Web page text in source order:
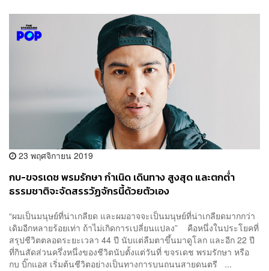
23 พฤศจิกายน 2019
กบ-ขจรเดช พรมรักษา กำเนิด เดินทาง สูงสุด และตกต่ำ
ธรรมชาติจะจัดสรรวัฏจักรนี้ด้วยตัวเอง
“ผมเป็นมนุษย์ที่น่าเกลียด และผมอาจจะเป็นมนุษย์ที่น่าเกลียดมากกว่า
เดิมอีกหลายร้อยเท่า ถ้าไม่เกิดการเปลี่ยนแปลง” คือหนึ่งในประโยคที่
สรุปชีวิตตลอดระยะเวลา 44 ปี นับแต่ลืมตาขึ้นมาดูโลก และอีก 22 ปี
ที่กินสัดส่วนครึ่งหนึ่งของชีวิตนับตั้งแต่วันที่ ขจรเดช พรมรักษา หรือ
กบ บิ๊กแอส เริ่มต้นชีวิตอย่างเป็นทางการบนถนนสายดนตรี ...